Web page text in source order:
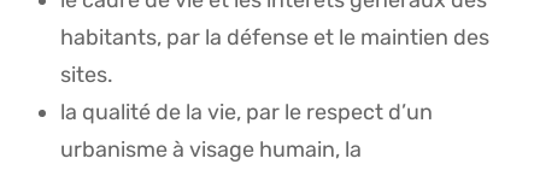
habitants, par la défense et le maintien des
sites.
la qualité de la vie, par le respect d’un
urbanisme à visage humain, la